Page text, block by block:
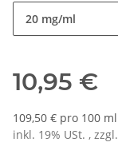
20 mg/ml
10,95 €
109,50 € pro 100 ml
inkl. 19% USt. , zzgl.